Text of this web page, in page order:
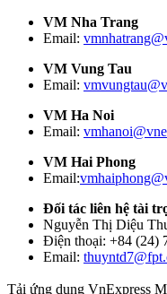
VM Nha Trang
Email:
VM Vung Tau
Email:
VM Ha Noi
Email:
VM Hai Phong
Email:
Đối tác liên hệ tài
Nguyễn Thị Diệu
Điện thoại: +84 (24)
Email:
Tải ứng dụng VnExpress